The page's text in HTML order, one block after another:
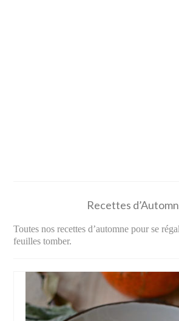
Recettes
Toutes nos recettes d’automne pour se
feuilles tomber.